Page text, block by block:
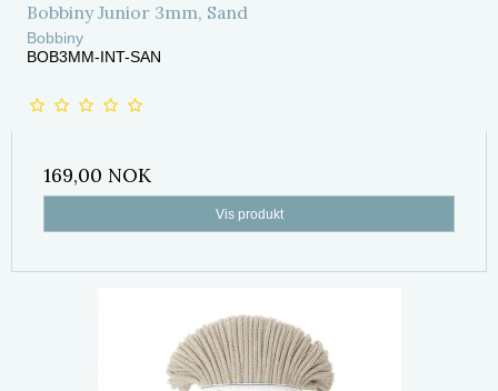
Bobbiny Junior 3mm, Sand
Bobbiny
BOB3MM-INT-SAN
169,00 NOK
Vis produkt